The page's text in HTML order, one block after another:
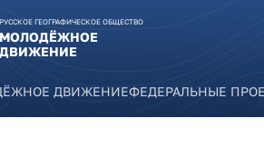
РУССКОЕ ГЕОГРАФИЧЕСКОЕ ОБЩЕСТВО
МОЛОДЁЖНОЕ
ДВИЖЕНИЕ
ДВИЖЕНИЕФЕДЕРАЛЬНЫЕ